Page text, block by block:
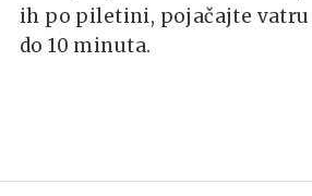
ih po piletini, pojačajte vatru
do 10 minuta.